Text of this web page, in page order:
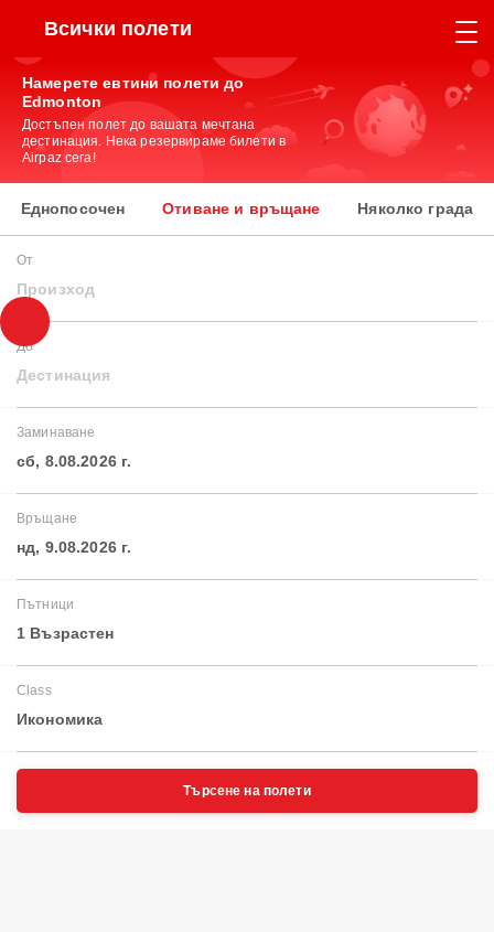
Всички полети
Намерете евтини полети до
Edmonton
Достъпен полет до вашата мечтана
дестинация. Нека резервираме билети в
Airpaz сега!
Еднопосочен Отиване и връщане Няколко града
От
Произход
До
Дестинация
Заминаване
сб, 8.08.2026 г.
Връщане
нд, 9.08.2026 г.
Пътници
1 Възрастен
Class
Икономика
Търсене на полети